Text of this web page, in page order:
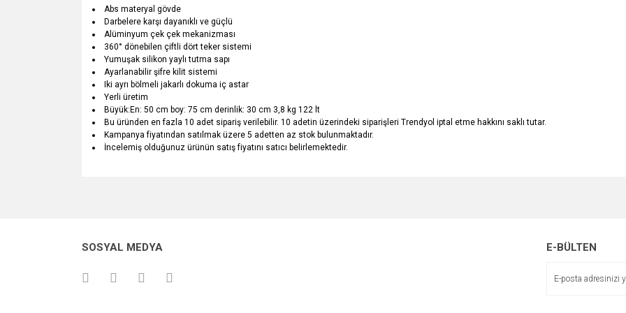
Abs materyal gövde
Darbelere karşı dayanıklı ve güçlü
Alüminyum çek çek mekanizması
360° dönebilen çiftli dört teker sistemi
Yumuşak silikon yaylı tutma sapı
Ayarlanabilir şifre kilit sistemi
Iki ayrı bölmeli jakarlı dokuma iç astar
Yerli üretim
Büyük:En: 50 cm boy: 75 cm derinlik: 30 cm 3,8 kg 122 lt
Bu üründen en fazla 10 adet sipariş verilebilir. 10 adetin üzerindeki siparişleri Trendyol iptal etme hakkını saklı tutar.
Kampanya fiyatından satılmak üzere 5 adetten az stok bulunmaktadır.
İncelemiş olduğunuz ürünün satış fiyatını satıcı belirlemektedir.
Ürün açıklamasında eksik bilgiler bulunuyor.
SOSYAL MEDYA E-BÜLTEN